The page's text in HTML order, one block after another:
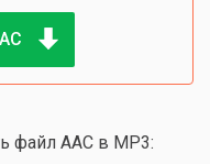
файл AAC в MP3: